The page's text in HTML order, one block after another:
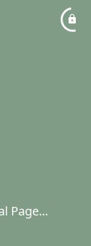
Page...